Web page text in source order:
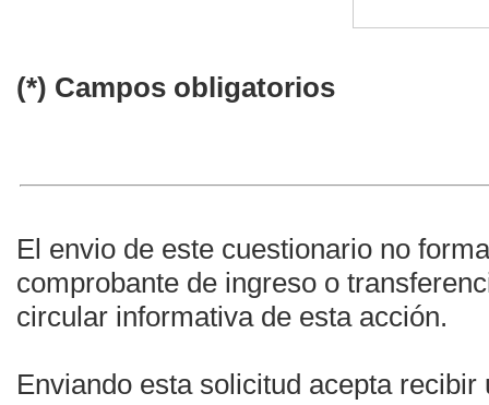
(*) Campos obligatorios
El envio de este cuestionario no
comprobante de ingreso o
circular informativa de esta acción.
Enviando esta solicitud acepta